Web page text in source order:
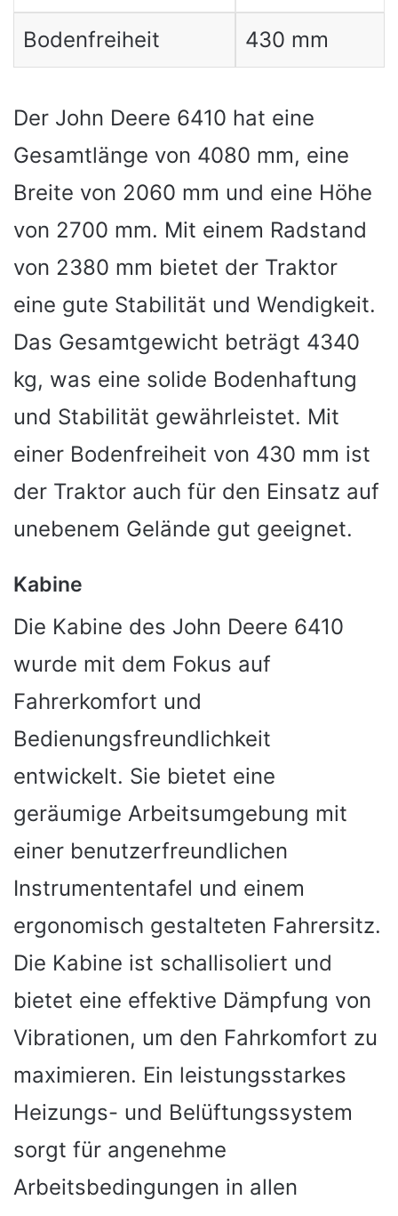
Bodenfreiheit 430 mm
Der John Deere 6410 hat eine
Gesamtlänge von 4080 mm, eine
Breite von 2060 mm und eine Höhe
von 2700 mm. Mit einem Radstand
von 2380 mm bietet der Traktor
eine gute Stabilität und Wendigkeit.
Das Gesamtgewicht beträgt 4340
kg, was eine solide Bodenhaftung
und Stabilität gewährleistet. Mit
einer Bodenfreiheit von 430 mm ist
der Traktor auch für den Einsatz auf
unebenem Gelände gut geeignet.
Kabine
Die Kabine des John Deere 6410
wurde mit dem Fokus auf
Fahrerkomfort und
Bedienungsfreundlichkeit
entwickelt. Sie bietet eine
geräumige Arbeitsumgebung mit
einer benutzerfreundlichen
Instrumententafel und einem
ergonomisch gestalteten Fahrersitz.
Die Kabine ist schallisoliert und
bietet eine effektive Dämpfung von
Vibrationen, um den Fahrkomfort zu
maximieren. Ein leistungsstarkes
Heizungs- und Belüftungssystem
sorgt für angenehme
Arbeitsbedingungen in allen